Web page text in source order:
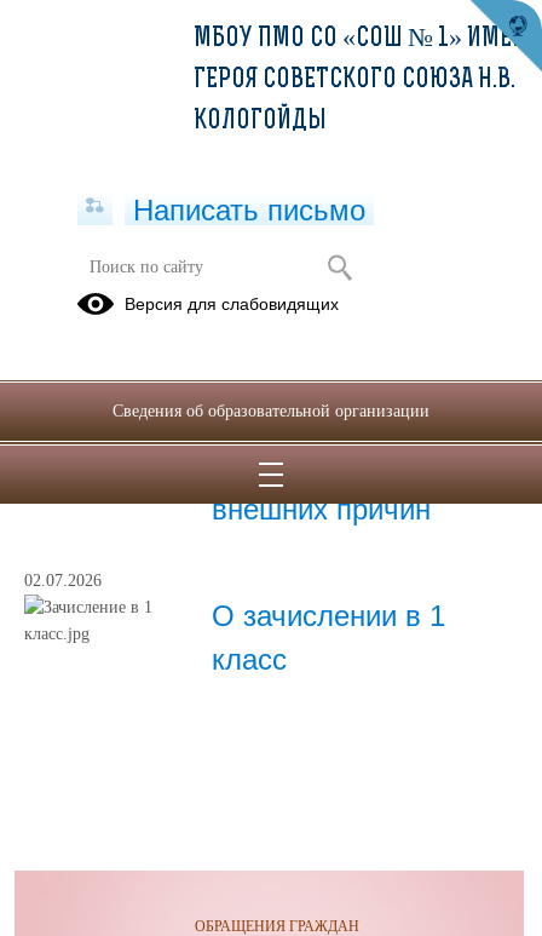
Публикации за 02.07.2026
Неделя, направленная
на снижение
смертности от
внешних причин
02.07.2026
О зачислении в 1
класс
ОБРАЩЕНИЯ ГРАЖДАН
МБОУ ПМО СО «СОШ № 1» ИМЕНИ
ГЕРОЯ СОВЕТСКОГО СОЮЗА Н.В.
КОЛОГОЙДЫ
Написать письмо
Версия для слабовидящих
Сведения об образовательной организации